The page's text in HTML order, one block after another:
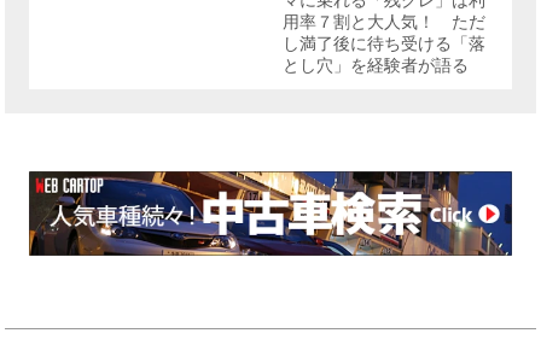
用率７割と大人気！ ただ
し満了後に待ち受ける「落
とし穴」を経験者が語る